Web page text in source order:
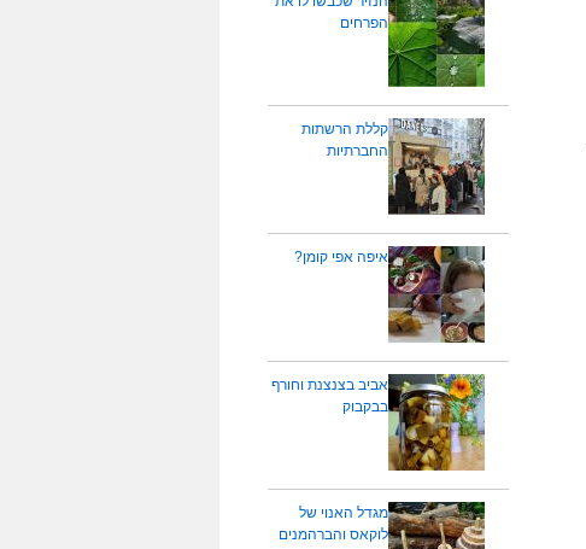
הפרחים
קללת הרשתות
החברתיות
איפה אפי קומן?
אביב בצנצנת וחורף
בבקבוק
מגדל האנוי של
לוקאס והברהמנים